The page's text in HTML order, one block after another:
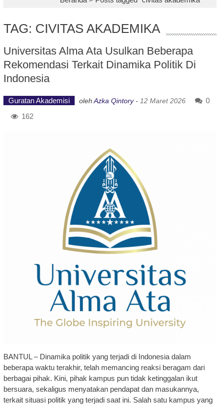
TAG: CIVITAS AKADEMIKA
Universitas Alma Ata Usulkan Beberapa
Rekomendasi Terkait Dinamika Politik Di
Indonesia
Guratan Akademisi oleh Azka Qintory- 12 Maret 2026
0
162
BANTUL – Dinamika politik yang terjadi di Indonesia dalam
beberapa waktu terakhir, telah memancing reaksi beragam dari
berbagai pihak. Kini, pihak kampus pun tidak ketinggalan ikut
bersuara, sekaligus menyatakan pendapat dan masukannya,
terkait situasi politik yang terjadi saat ini. Salah satu kampus yang